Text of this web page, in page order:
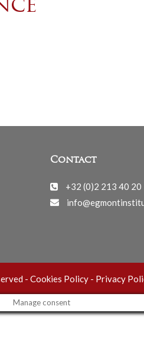
Contact
+32 (0)2 213 40 20
- Cookies Policy- Privacy
Manage consent